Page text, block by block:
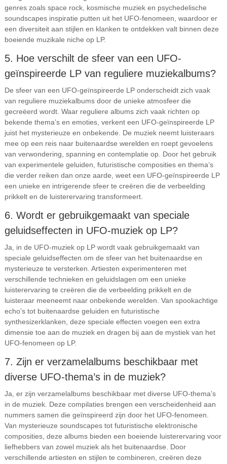
genres zoals space rock, kosmische muziek en psychedelische
soundscapes inspiratie putten uit het UFO-fenomeen, waardoor er
een diversiteit aan stijlen en klanken te ontdekken valt binnen deze
boeiende muzikale niche op LP.
5. Hoe verschilt de sfeer van een UFO-
geïnspireerde LP van reguliere muziekalbums?
De sfeer van een UFO-geïnspireerde LP onderscheidt zich vaak
van reguliere muziekalbums door de unieke atmosfeer die
gecreëerd wordt. Waar reguliere albums zich vaak richten op
bekende thema’s en emoties, verkent een UFO-geïnspireerde LP
juist het mysterieuze en onbekende. De muziek neemt luisteraars
mee op een reis naar buitenaardse werelden en roept gevoelens
van verwondering, spanning en contemplatie op. Door het gebruik
van experimentele geluiden, futuristische composities en thema’s
die verder reiken dan onze aarde, weet een UFO-geïnspireerde LP
een unieke en intrigerende sfeer te creëren die de verbeelding
prikkelt en de luisterervaring transformeert.
6. Wordt er gebruikgemaakt van speciale
geluidseffecten in UFO-muziek op LP?
Ja, in de UFO-muziek op LP wordt vaak gebruikgemaakt van
speciale geluidseffecten om de sfeer van het buitenaardse en
mysterieuze te versterken. Artiesten experimenteren met
verschillende technieken en geluidslagen om een unieke
luisterervaring te creëren die de verbeelding prikkelt en de
luisteraar meeneemt naar onbekende werelden. Van spookachtige
echo’s tot buitenaardse geluiden en futuristische
synthesizerklanken, deze speciale effecten voegen een extra
dimensie toe aan de muziek en dragen bij aan de mystiek van het
UFO-fenomeen op LP.
7. Zijn er verzamelalbums beschikbaar met
diverse UFO-thema’s in de muziek?
Ja, er zijn verzamelalbums beschikbaar met diverse UFO-thema’s
in de muziek. Deze compilaties brengen een verscheidenheid aan
nummers samen die geïnspireerd zijn door het UFO-fenomeen.
Van mysterieuze soundscapes tot futuristische elektronische
composities, deze albums bieden een boeiende luisterervaring voor
liefhebbers van zowel muziek als het buitenaardse. Door
verschillende artiesten en stijlen te combineren, creëren deze